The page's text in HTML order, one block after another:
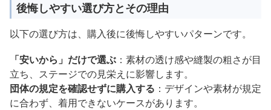
後悔しやすい選び方とその理由
以下の選び方は、購入後に後悔しやすいパターンです。
「安いから」だけで選ぶ ：素材の透け感や縫製の粗さが目
立ち、ステージでの見栄えに影響します。
団体の規定を確認せずに購入する ：デザインや素材が規定
に合わず、着用できないケースがあります。